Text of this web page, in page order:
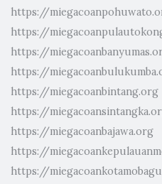
https://
https://
https://
https://
https://miegacoanbintang.org
https://
https://miegacoanbajawa.org
https://
https://